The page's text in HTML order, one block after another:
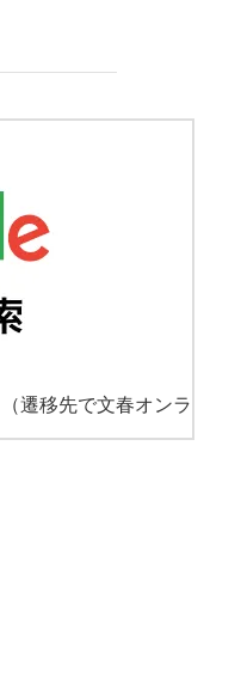
（遷移先で文春オンラ